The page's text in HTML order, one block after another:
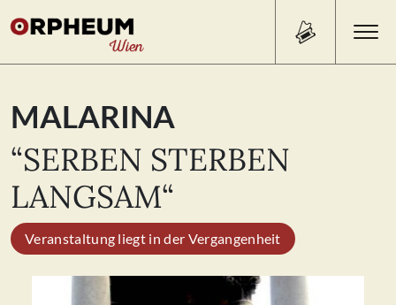
Search
for:
PROGRAMM/TICKETS
BEISL
ÜBER UNS
MALARINA
“SERBEN STERBEN
LANGSAM“
Veranstaltung liegt in der Vergangenheit